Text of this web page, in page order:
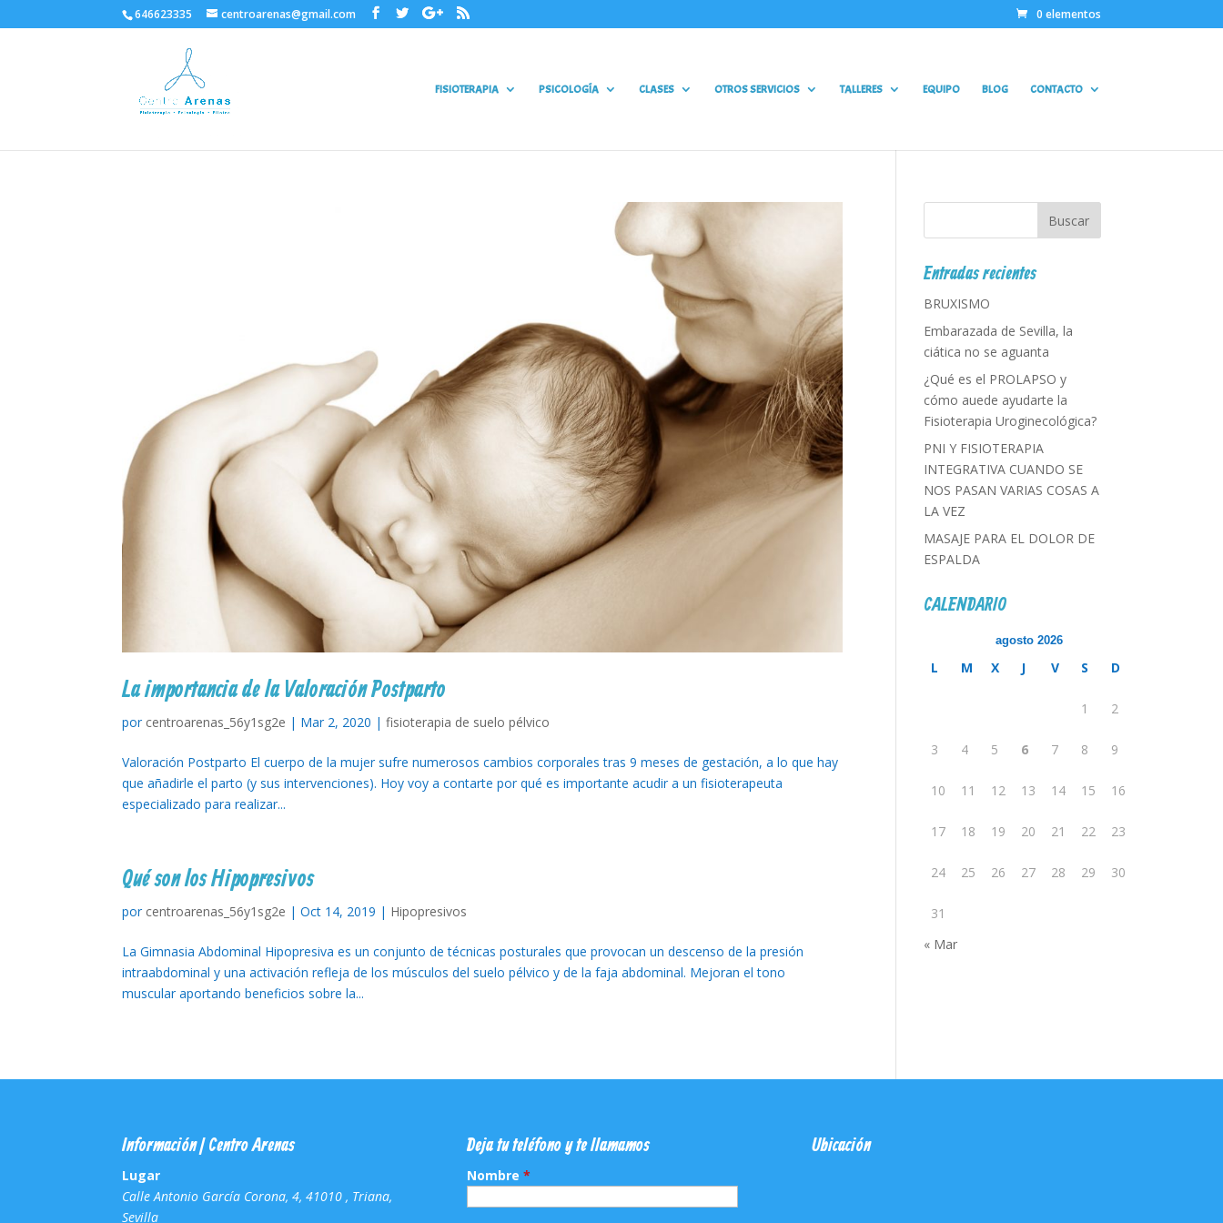
646623335 centroarenas@gmail.com 0 elementos
FISIOTERAPIA PSICOLOGÍA CLASES OTROS SERVICIOS TALLERES EQUIPO BLOG CONTACTO
La importancia de la Valoración Postparto
por centroarenas_56y1sg2e | Mar 2, 2020 |fisioterapia de suelo pélvico
Valoración Postparto El cuerpo de la mujer sufre numerosos cambios corporales tras 9 meses de gestación, a lo que hay
que añadirle el parto (y sus intervenciones). Hoy voy a contarte por qué es importante acudir a un fisioterapeuta
especializado para realizar...
Qué son los Hipopresivos
por centroarenas_56y1sg2e |Oct 14, 2019 | Hipopresivos
La Gimnasia Abdominal Hipopresiva es un conjunto de técnicas posturales que provocan un descenso de la presión
intraabdominal y una activación refleja de los músculos del suelo pélvico y de la faja abdominal. Mejoran el tono
muscular aportando beneficios sobre la...
Entradas recientes
BRUXISMO
Embarazada de Sevilla, la
ciática no se aguanta
¿Qué es el PROLAPSO y
cómo auede ayudarte la
Fisioterapia Uroginecológica?
PNI Y FISIOTERAPIA
INTEGRATIVA CUANDO SE
NOS PASAN VARIAS COSAS A
LA VEZ
MASAJE PARA EL DOLOR DE
ESPALDA
CALENDARIO
agosto 2026
L M X J V S D
1 2
3 4 5 6 7 8 9
10 11 12 13 14 15 16
17 18 19 20 21 22 23
24 25 26 27 28 29 30
31
« Mar
Información | Centro Arenas
Lugar
Calle Antonio García Corona, 4, 41010 , Triana,
Sevilla
Deja tu teléfono y te llamamos
Nombre *
Ubicación